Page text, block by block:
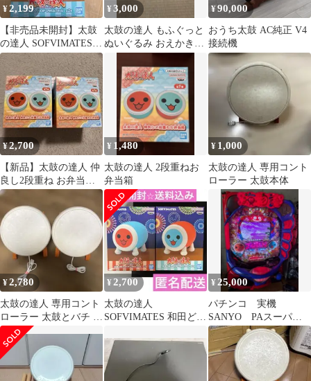
¥2,199
【非売品未開封】太鼓
の達人 SOFVIMATES
和田かつ フィギュア B
カラー
¥3,000
太鼓の達人 もふぐっと
ぬいぐるみ おえかきす
るドン！ スピーカー 3
個セット
¥90,000
おうち太鼓 AC純正 V4
接続機
¥2,700
【新品】太鼓の達人 仲
良し2段重ね お弁当
箱 2個セット
¥ 1,480
太鼓の達人 2段重ねお
弁当箱
¥ 1,000
太鼓の達人 専用コント
ローラー 太鼓本体
¥2,780
太鼓の達人 専用コント
ローラー 太鼓とバチ 2
個セットジャンク扱い
¥ 2,700
太鼓の達人
SOFVIMATES 和田ど
¥ 25,000
パチンコ 実機
SANYO PAスーパー
海物語INジャパン
2MG オート